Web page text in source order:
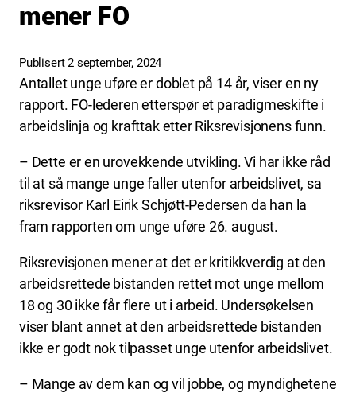
mener FO
Publisert 2 september, 2024
Antallet unge uføre er doblet på 14 år, viser en ny
rapport. FO-lederen etterspør et paradigmeskifte i
arbeidslinja og krafttak etter Riksrevisjonens funn.
– Dette er en urovekkende utvikling. Vi har ikke råd
til at så mange unge faller utenfor arbeidslivet, sa
riksrevisor Karl Eirik Schjøtt-Pedersen da han la
fram rapporten om unge uføre 26. august.
Riksrevisjonen mener at det er kritikkverdig at den
arbeidsrettede bistanden rettet mot unge mellom
18 og 30 ikke får flere ut i arbeid. Undersøkelsen
viser blant annet at den arbeidsrettede bistanden
ikke er godt nok tilpasset unge utenfor arbeidslivet.
– Mange av dem kan og vil jobbe, og myndighetene